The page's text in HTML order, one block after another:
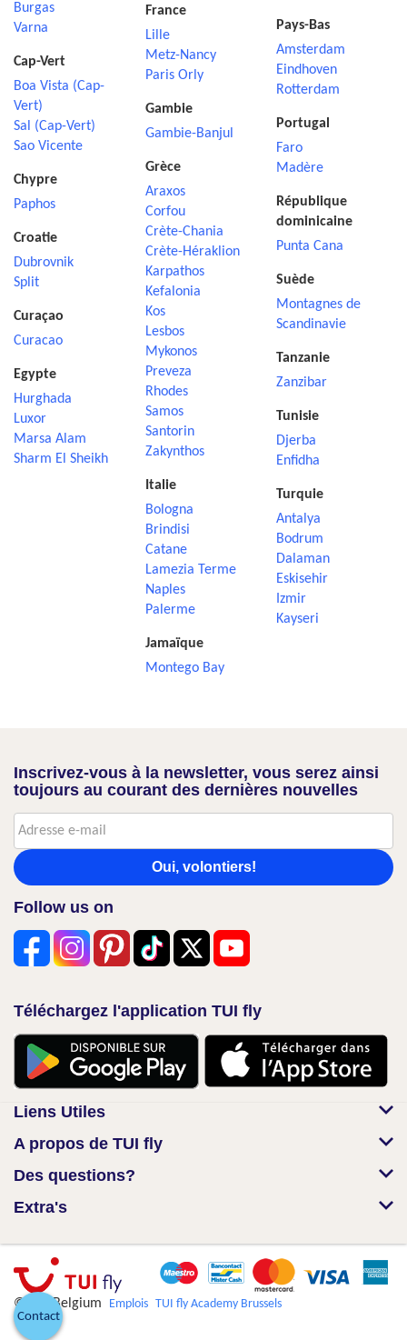
Burgas
Varna
Cap-Vert
Boa Vista (Cap-
Vert)
Sal (Cap-Vert)
Sao Vicente
Chypre
Paphos
Croatie
Dubrovnik
Split
Curaçao
Curacao
Egypte
Hurghada
Luxor
Marsa Alam
Sharm El Sheikh
France
Lille
Metz-Nancy
Paris Orly
Gambie
Gambie-Banjul
Grèce
Araxos
Corfou
Crète-Chania
Crète-Héraklion
Karpathos
Kefalonia
Kos
Lesbos
Mykonos
Preveza
Rhodes
Samos
Santorin
Zakynthos
Italie
Bologna
Brindisi
Catane
Lamezia Terme
Naples
Palerme
Jamaïque
Montego Bay
Pays-Bas
Amsterdam
Eindhoven
Rotterdam
Portugal
Faro
Madère
République
dominicaine
Punta Cana
Suède
Montagnes de
Scandinavie
Tanzanie
Zanzibar
Tunisie
Djerba
Enfidha
Turquie
Antalya
Bodrum
Dalaman
Eskisehir
Izmir
Kayseri
Inscrivez-vous à la newsletter, vous serez ainsi
toujours au courant des dernières nouvelles
Oui, volontiers!
Follow us on
Téléchargez l'application TUI fly
Liens Utiles
A propos de TUI fly
Des questions?
Extra's
© TUI Belgium Emplois TUI fly Academy Brussels
Contact